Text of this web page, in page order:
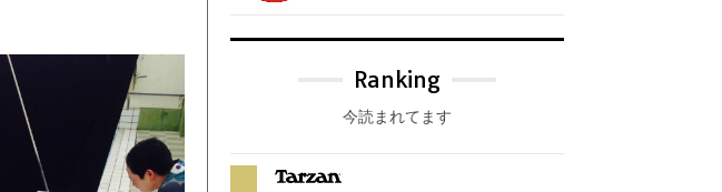
Ranking
今読まれてます